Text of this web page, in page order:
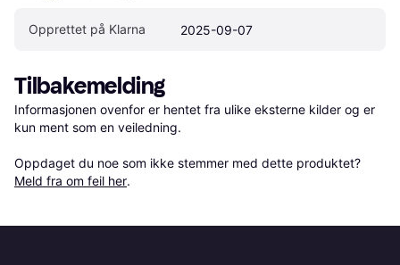
Opprettet på Klarna 2025-09-07
Tilbakemelding
Informasjonen ovenfor er hentet fra ulike eksterne kilder og er
kun ment som en veiledning.
Oppdaget du noe som ikke stemmer med dette produktet?
Meld fra om feil her.